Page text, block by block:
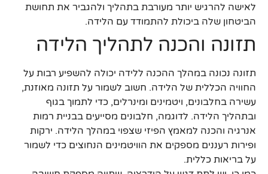
לאישה להרגיש יותר מעורבת בתהליך ולהגביר את תחושת
הביטחון שלה ביכולת להתמודד עם הלידה.
תזונה והכנה לתהליך הלידה
תזונה נכונה במהלך ההכנה ללידה יכולה להשפיע רבות על
החוויה הכללית של הלידה. חשוב לשמור על תזונה מאוזנת,
עשירה בחלבונים, ויטמינים ומינרלים, כדי לתמוך בגוף
ובתהליך הלידה. לדוגמה, חלבונים מסייעים בבניית רמות
אנרגיה והכנה למאמץ הפיזי שצפוי במהלך הלידה. ירקות
ופירות רעננים מספקים את הוויטמינים הנחוצים כדי לשמור
על בריאות כללית.